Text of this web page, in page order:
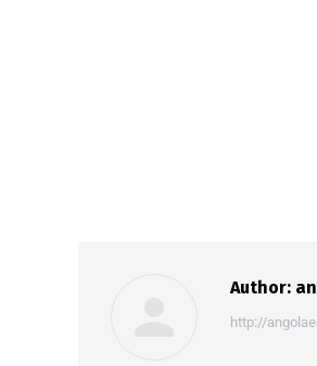
Author:
http://